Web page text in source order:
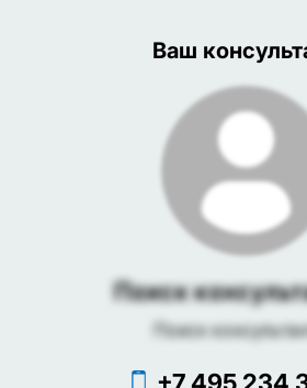
Ваш
Поиск
Поиск